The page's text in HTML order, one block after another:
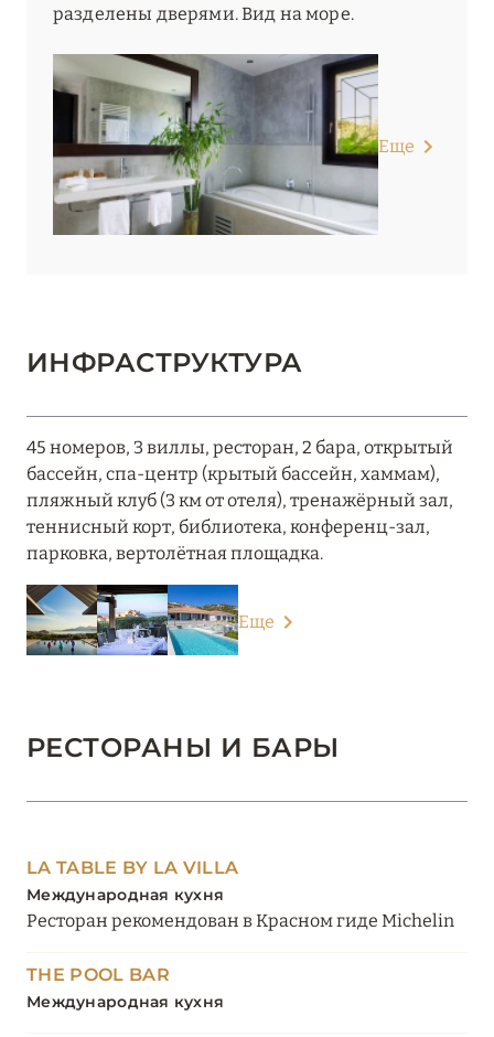
разделены дверями. Вид на море.
Еще
ИНФРАСТРУКТУРА
45 номеров, 3 виллы, ресторан, 2 бара, открытый
бассейн, спа-центр (крытый бассейн, хаммам),
пляжный клуб (3 км от отеля), тренажёрный зал,
теннисный корт, библиотека, конференц-зал,
парковка, вертолётная площадка.
Еще
РЕСТОРАНЫ И БАРЫ
LA TABLE BY LA VILLA
Международная кухня
Ресторан рекомендован в Красном гиде Michelin
THE POOL BAR
Международная кухня